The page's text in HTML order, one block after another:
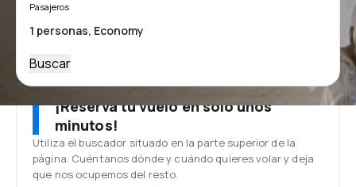
Pasajeros
Buscar
¡Reserva tu vuelo en solo unos
minutos!
Utiliza el buscador situado en la parte superior de la
página. Cuéntanos dónde y cuándo quieres volar y deja
que nos ocupemos del resto.